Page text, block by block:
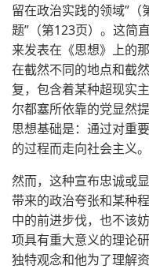
留在政治实践的领域”（
题”（第123页）。这简
来发表在《思想》上的
在截然不同的地点和截
复，包含着某种超现实
尔都塞所依靠的党显然
思想基础是：通过对重
的过程而走向社会主义。
然而，这种宣布忠诚或
带来的政治夸张和某种
中的前进步伐，也不该
项具有重大意义的理论
独特观念和他为了理解